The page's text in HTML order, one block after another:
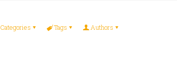
Categories Tags Authors